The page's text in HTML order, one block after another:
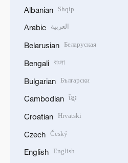
Albanian Shqip
Arabic العربية
Belarusian Беларуская
Bengali বাংলা
Bulgarian Български
Cambodian ខ្មែរ
Croatian Hrvatski
Czech Český
English English